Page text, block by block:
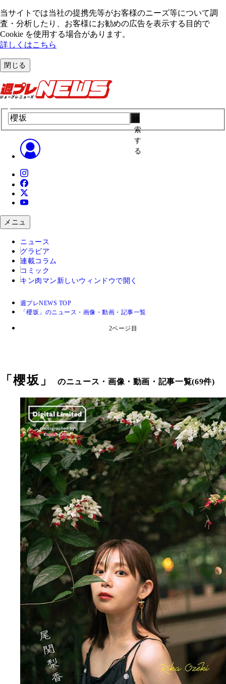
当サイトでは当社の提携先等がお客様のニーズ等について調
査・分析したり、お客様にお勧めの広告を表⽰する⽬的で
Cookie を使⽤する場合があります。
詳しくはこちら
閉じる
索
す
る
メニュ
ニュース
グラビア
連載コラム
コミック
キン肉マン 新しいウィンドウで開く
週プレNEWS TOP
「櫻坂」のニュース・画像・動画・記事一覧
2ページ目
「櫻坂 」のニュース・画像・動画・記事一覧(69件)